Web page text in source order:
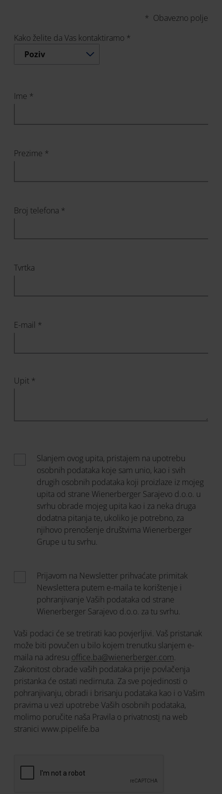
* Obavezno polje
Kako želite da Vas kontaktiramo *
Poziv
Ime *
Prezime *
Broj telefona *
Tvrtka
E-mail *
Upit *
Slanjem ovog upita, pristajem na upotrebu
osobnih podataka koje sam unio, kao i svih
drugih osobnih podataka koji proizlaze iz mojeg
upita od strane Wienerberger Sarajevo d.o.o. u
svrhu obrade mojeg upita kao i za neka druga
dodatna pitanja te, ukoliko je potrebno, za
njihovo prenošenje društvima Wienerberger
Grupe u tu svrhu.
Prijavom na Newsletter prihvaćate primitak
Newslettera putem e-maila te korištenje i
pohranjivanje Vaših podataka od strane
Wienerberger Sarajevo d.o.o. za tu svrhu.
Vaši podaci će se tretirati kao povjerljivi. Vaš pristanak
može biti povučen u bilo kojem trenutku slanjem e-
maila na adresu office.ba@wienerberger.com.
Zakonitost obrade vaših podataka prije povlačenja
pristanka će ostati nedirnuta. Za sve pojedinosti o
pohranjivanju, obradi i brisanju podataka kao i o Vašim
pravima u vezi upotrebe Vaših osobnih podataka,
molimo poručite naša Pravila o privatnosti na web
stranici www.pipelife.ba